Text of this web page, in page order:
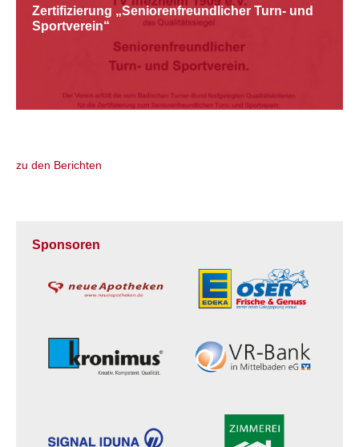
Zertifizierung „Seniorenfreundlicher Turn- und
Sportverein“
zu den Berichten
Sponsoren